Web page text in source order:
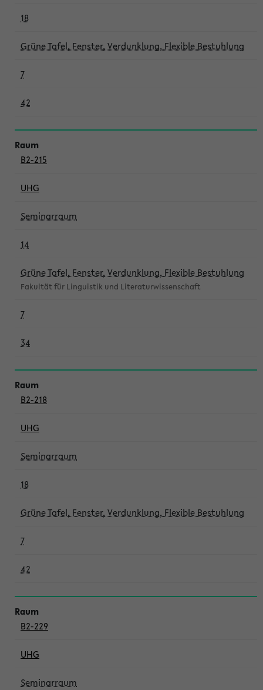
18
Grüne Tafel, Fenster, Verdunklung, Flexible Bestuhlung
7
42
B2-215
UHG
Seminarraum
14
Grüne Tafel, Fenster, Verdunklung, Flexible Bestuhlung
Fakultät für Linguistik und Literaturwissenschaft
7
34
B2-218
UHG
Seminarraum
18
Grüne Tafel, Fenster, Verdunklung, Flexible Bestuhlung
7
42
B2-229
UHG
Seminarraum